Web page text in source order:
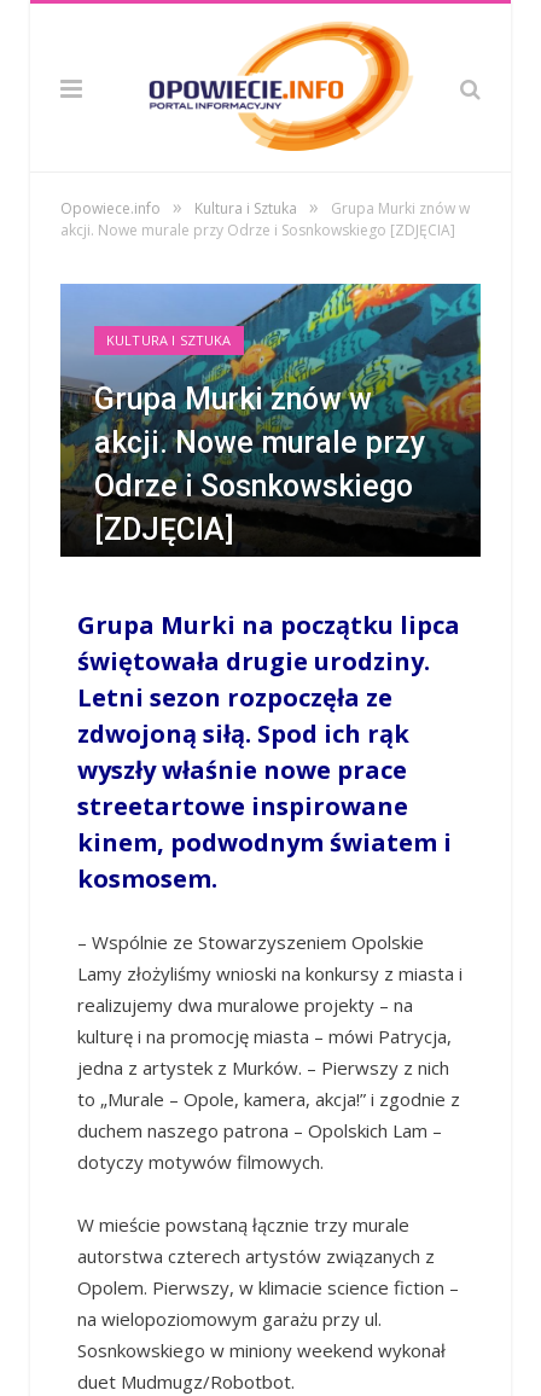
Opowiece.info » Kultura i Sztuka »
Grupa Murki znów w
akcji. Nowe murale przy Odrze i Sosnkowskiego [ZDJĘCIA]
KULTURA I SZTUKA
Grupa Murki znów w
akcji. Nowe murale przy
Odrze i Sosnkowskiego
[ZDJĘCIA]
Grupa Murki na początku lipca
świętowała drugie urodziny.
Letni sezon rozpoczęła ze
zdwojoną siłą. Spod ich rąk
wyszły właśnie nowe prace
streetartowe inspirowane
kinem, podwodnym światem i
kosmosem.
– Wspólnie ze Stowarzyszeniem Opolskie
Lamy złożyliśmy wnioski na konkursy z miasta i
realizujemy dwa muralowe projekty – na
kulturę i na promocję miasta – mówi Patrycja,
jedna z artystek z Murków. – Pierwszy z nich
to „Murale – Opole, kamera, akcja!” i zgodnie z
duchem naszego patrona – Opolskich Lam –
dotyczy motywów filmowych.
W mieście powstaną łącznie trzy murale
autorstwa czterech artystów związanych z
Opolem. Pierwszy, w klimacie science fiction –
na wielopoziomowym garażu przy ul.
Sosnkowskiego w miniony weekend wykonał
duet Mudmugz/Robotbot.